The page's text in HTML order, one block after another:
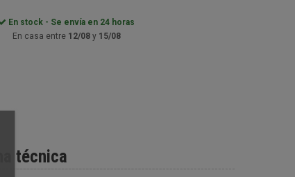
En stock - Se envía en 24 horas
En casa entre 12/08y 15/08
técnica